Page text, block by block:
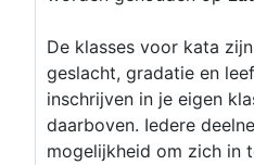
De klasses voor kata
geslacht, gradatie en
inschrijven in je eigen
daarboven. Iedere
mogelijkheid om zich in